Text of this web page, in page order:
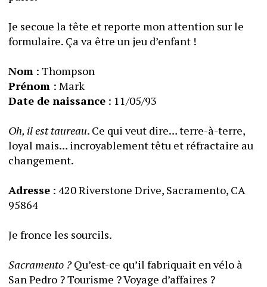
Je secoue la tête et reporte mon attention sur le
Nom : Thompson
Prénom
: Mark
Date de naissance : 11/05/93
Oh, il est taureau. Ce qui veut dire… terre-à-terre,
loyal mais… incroyablement têtu et réfractaire au
changement.
Adresse : 420 Riverstone Drive, Sacramento, CA
95864
Sacramento ? Qu’est-ce qu’il fabriquait en vélo à
San Pedro ? Tourisme ? Voyage d’affaires ?